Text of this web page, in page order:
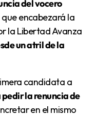
que encabezará la
la Libertad Avanza
un atril de la
la renuncia de
en el mismo